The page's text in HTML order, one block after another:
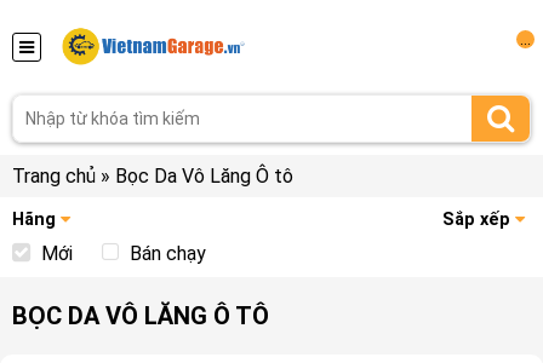
Trang chủ » Bọc Da Vô Lăng Ô tô
Hãng Sắp xếp
Mới Bán chạy
BỌC DA VÔ LĂNG Ô TÔ